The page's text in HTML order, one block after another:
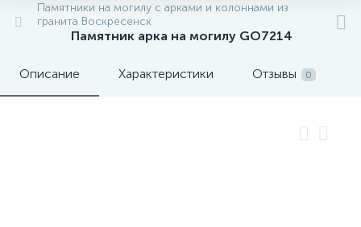
Памятники на могилу с арками и колоннами из
гранита Воскресенск
Памятник арка на могилу GO7214
Описание Характеристики Отзывы 0